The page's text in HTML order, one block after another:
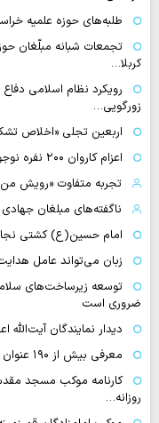
طلبه‌های حوزه علمیه
تجمعات شبانه مبلّغان
کربلا…
رویکرد نظام اسلامی
زورگویی…
اربعین تجلی «اخلاص
اعزام کاروان ۲۰۰ نفره نوجوانان کهگیلویه و بویراحمدی به طریق الحسین…
تجربه متفاوت «رویش
ناگفته‌های مبلغان
امام حسین(ع) کشتی
زبان می‌تواند عامل
توسعه زیرساخت‌های
ضروری است
دیدار نمایندگان
معرفی بیش از ۱۹۰ عنوان کتاب اربعینی در نورلایب
روزانه…